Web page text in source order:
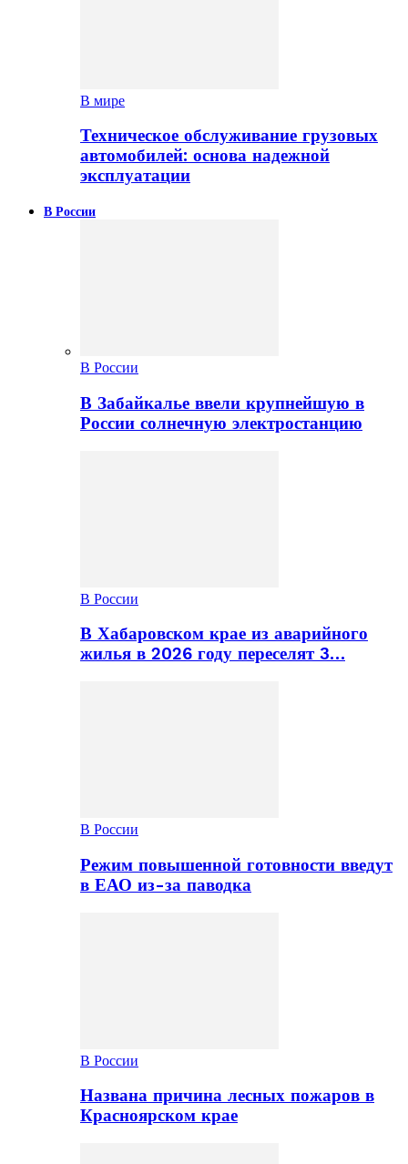
В мире
Техническое обслуживание грузовых
автомобилей: основа надежной
эксплуатации
В России
В России
В Забайкалье ввели крупнейшую в
России солнечную электростанцию
В России
В Хабаровском крае из аварийного
жилья в 2026 году переселят 3…
В России
Режим повышенной готовности введут
в ЕАО из-за паводка
В России
Названа причина лесных пожаров в
Красноярском крае